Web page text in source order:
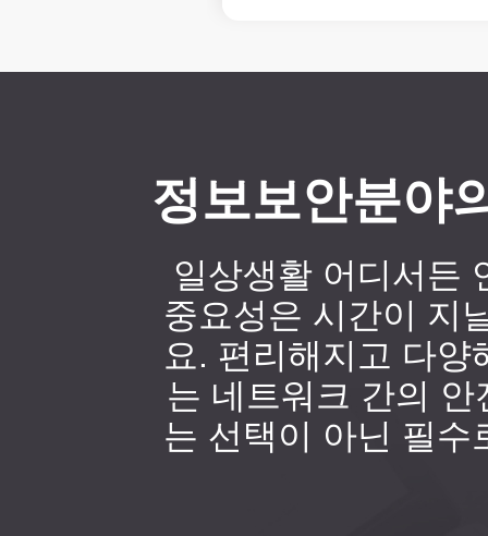
정보보안분야
일상생활 어디서든
중요성은 시간이 지
요. 편리해지고 다
는 네트워크 간의
는 선택이 아닌 필수